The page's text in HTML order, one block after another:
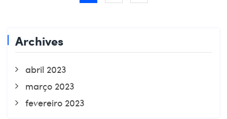
Archives
abril 2023
março 2023
fevereiro 2023